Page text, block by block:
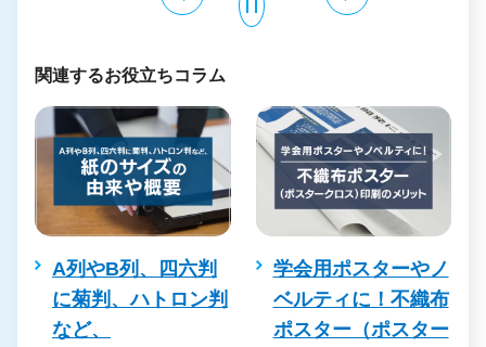
関連するお役立ちコラム
A列やB列、四六判
に菊判、ハトロン判
など、
学会用ポスターやノ
ベルティに！不織布
ポスター（ポスター